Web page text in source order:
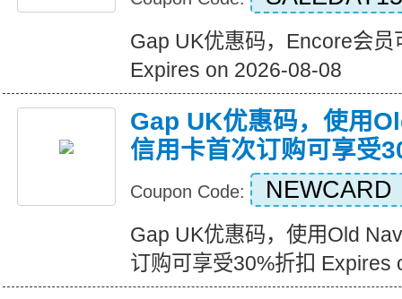
Gap UK优惠码，Encore会
Expires on 2026-08-08
Gap UK优惠码，使用
信用卡首次订购可享受
Coupon Code: NEWCARD
Gap UK优惠码，使用Old
订购可享受30%折扣 Expires